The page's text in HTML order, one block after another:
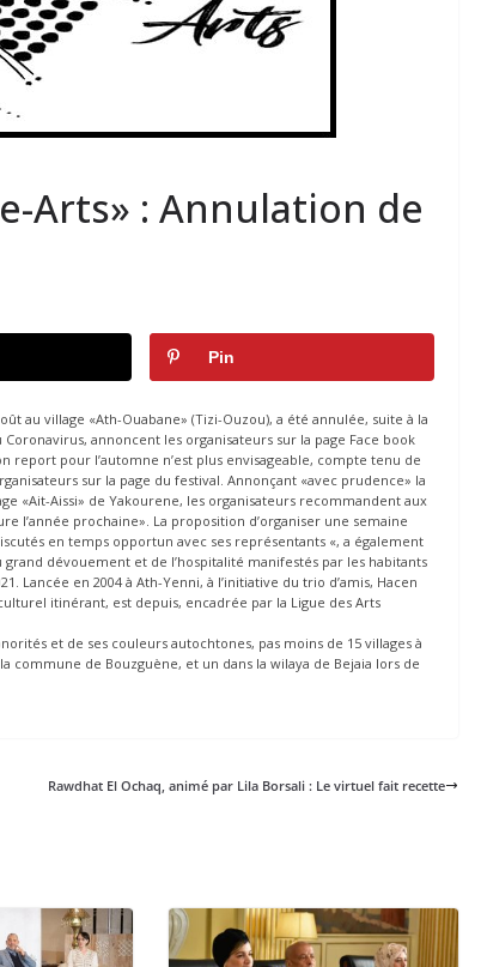
Arts» : Annulation de
Pin
au village «Ath-Ouabane» (Tizi-Ouzou), a été annulée, suite à la
annoncent les organisateurs sur la page Face book
report pour l’automne n’est plus envisageable, compte tenu de
sur la page du festival. Annonçant «avec prudence» la
«Ait-Aissi» de Yakourene, les organisateurs recommandent aux
l’année prochaine». La proposition d’organiser une semaine
en temps opportun avec ses représentants «, a également
dévouement et de l’hospitalité manifestés par les habitants
Lancée en 2004 à Ath-Yenni, à l’initiative du trio d’amis, Hacen
itinérant, est depuis, encadrée par la Ligue des Arts
et de ses couleurs autochtones, pas moins de 15 villages à
commune de Bouzguène, et un dans la wilaya de Bejaia lors de
Rawdhat El Ochaq, animé par Lila Borsali : Le virtuel fait recette